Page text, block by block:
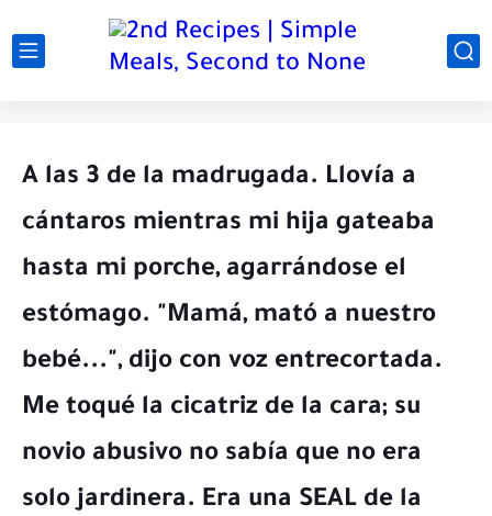
A las 3 de la madrugada. Llovía a
cántaros mientras mi hija gateaba
hasta mi porche, agarrándose el
estómago. "Mamá, mató a nuestro
bebé...", dijo con voz entrecortada.
Me toqué la cicatriz de la cara; su
novio abusivo no sabía que no era
solo jardinera. Era una SEAL de la